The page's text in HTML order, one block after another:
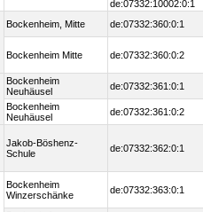
de:07332:10002:0:1
Bockenheim, Mitte de:07332:360:0:1
Bockenheim Mitte de:07332:360:0:2
Bockenheim
Neuhäusel
de:07332:361:0:1
Bockenheim
Neuhäusel
de:07332:361:0:2
Jakob-Böshenz-
Schule
de:07332:362:0:1
Bockenheim
Winzerschänke
de:07332:363:0:1